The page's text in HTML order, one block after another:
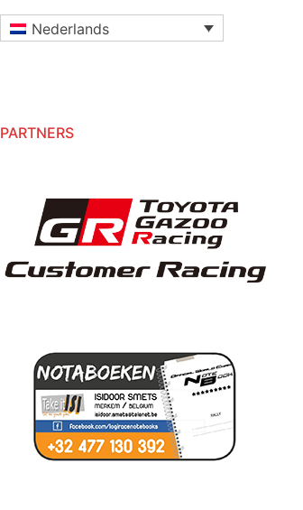
Nederlands
PARTNERS